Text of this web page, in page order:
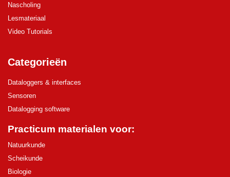
Nascholing
Lesmateriaal
Video Tutorials
Categorieën
Dataloggers & interfaces
Sensoren
Datalogging software
Practicum materialen voor:
Natuurkunde
Scheikunde
Biologie